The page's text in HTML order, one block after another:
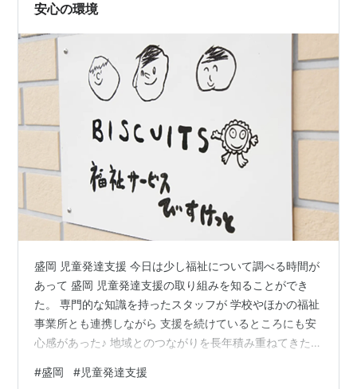
安心の環境
盛岡 児童発達支援 今日は少し福祉について調べる時間が
あって 盛岡 児童発達支援の取り組みを知ることができ
た。 専門的な知識を持ったスタッフが 学校やほかの福祉
事業所とも連携しながら 支援を続けているところにも安
心感があった♪ 地域とのつながりを長年積み重ねてきたか
じた☆ 利用する人だけじゃなく 家族や学校まで含めて少
#盛岡 #児童発達支援